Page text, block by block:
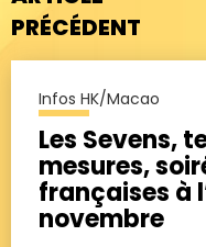
PRÉCÉDENT
Infos HK/Macao
Les Sevens,
mesures,
françaises à
novembre